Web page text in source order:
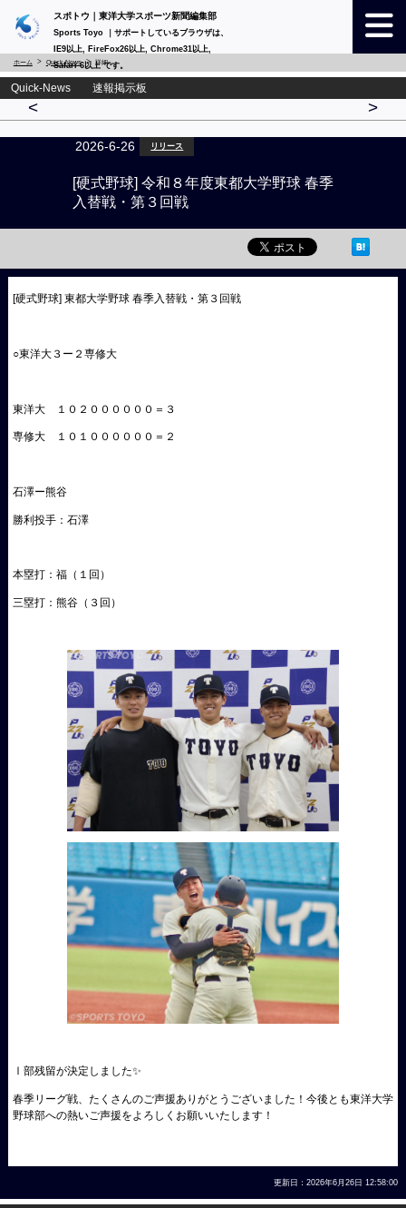
スポトウ｜東洋大学スポーツ新聞編集部
Sports Toyo ｜サポートしているブラウザは、
IE9以上, FireFox26以上, Chrome31以上,
Safari 6以上 です。
ホーム Quick-News 詳細
Quick-News 速報掲示板
< >
2026-6-26 リリース
[硬式野球] 令和８年度東都大学野球 春季
入替戦・第３回戦
[硬式野球] 東都大学野球 春季入替戦・第３回戦
○東洋大３ー２専修大
東洋大 １０２００００００＝３
専修大 １０１００００００＝２
石澤ー熊谷
勝利投手：石澤
本塁打：福（１回）
三塁打：熊谷（３回）
Ⅰ部残留が決定しました✨
春季リーグ戦、たくさんのご声援ありがとうございました！今後とも東洋大学
野球部への熱いご声援をよろしくお願いいたします！
更新日：2026年6月26日 12:58:00